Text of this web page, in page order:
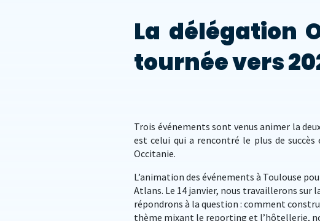
La délégation
tournée vers
Trois événements sont venus animer la
est celui qui a rencontré le plus de
Occitanie.
L’animation des événements à Toulouse
Atlans. Le 14 janvier, nous travaillerons sur
répondrons à la question : comment
thème mixant le reporting et l’hôtellerie,